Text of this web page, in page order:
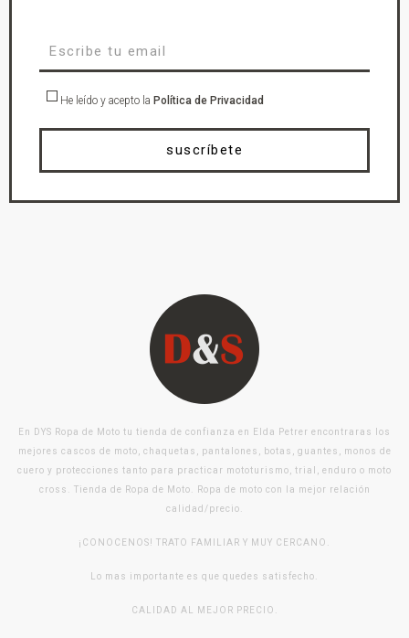
He leído y acepto la Política de Privacidad
suscríbete
En DYS Ropa de Moto tu tienda de confianza en Elda Petrer encontraras los
mejores cascos de moto, chaquetas, pantalones, botas, guantes, monos de
cuero y protecciones tanto para practicar mototurismo, trial, enduro o moto
cross. Tienda de Ropa de Moto. Ropa de moto con la mejor relación
calidad/precio.
¡CONOCENOS! TRATO FAMILIAR Y MUY CERCANO.
Lo mas importante es que quedes satisfecho.
CALIDAD AL MEJOR PRECIO.